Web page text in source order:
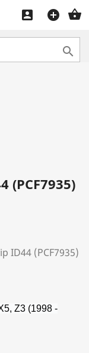

 

(PCF7935)
ID44 (PCF7935)
Z3 (1998 -